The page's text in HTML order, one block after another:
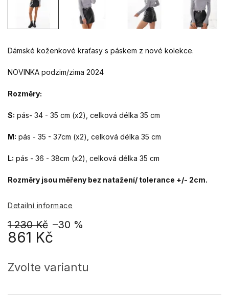
1 230 Kč –30 %
861 Kč
cena:
Zvolte variantu
Dámské koženkové kraťasy s páskem z nové kolekce.
NOVINKA podzim/zima 2024
Rozměry:
S: pás- 34 - 35 cm (x2), celková délka 35 cm
M: pás - 35 - 37cm (x2), celková délka 35 cm
L: pás - 36 - 38cm (x2), celková délka 35 cm
Rozměry jsou měřeny bez natažení/ tolerance +/- 2cm.
Detailní informace